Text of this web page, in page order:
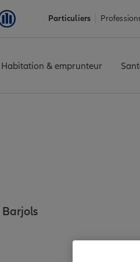
Particuliers
Habitation & emprunteur
Barjols